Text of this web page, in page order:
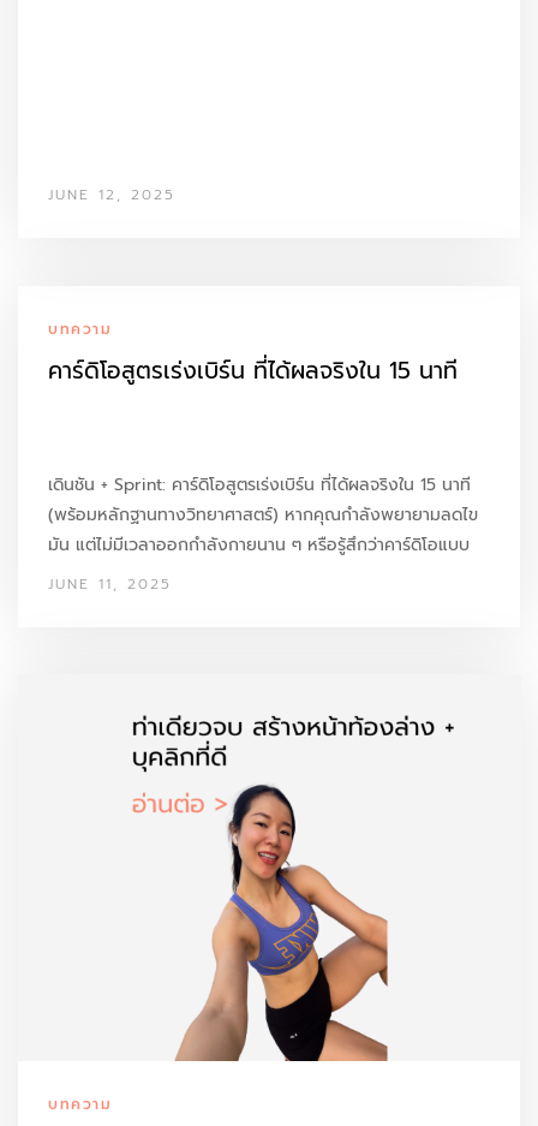
JUNE 12, 2025
บทความ
คาร์ดิโอสูตรเร่งเบิร์น ที่ได้ผลจริงใน 15 นาที
เดินชัน + Sprint: คาร์ดิโอสูตรเร่งเบิร์น ที่ได้ผลจริงใน 15 นาที
(พร้อมหลักฐานทางวิทยาศาสตร์) หากคุณกำลังพยายามลดไข
มัน แต่ไม่มีเวลาออกกำลังกายนาน ๆ หรือรู้สึกว่าคาร์ดิโอแบบ
เดิมไม่เวิร์ค ลองมาทำความรู้จักกับ “สูตรเดินชัน + Sprint
JUNE 11, 2025
บทความ